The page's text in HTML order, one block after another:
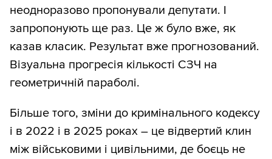
неодноразово пропонували депутати. І
запропонують ще раз. Це ж було вже, як
казав класик. Результат вже прогнозований.
Візуальна прогресія кількості СЗЧ на
геометричній параболі.
Більше того, зміни до кримінального кодексу
і в 2022 і в 2025 роках – це відвертий клин
між військовими і цивільними, де боєць не